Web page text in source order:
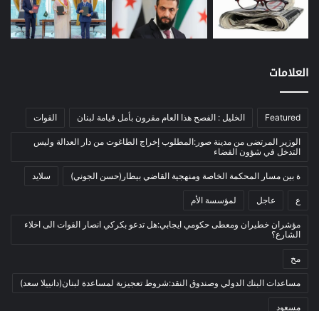
نفط
(91)
اتصالات
(26)
الرئيسية
العالم العربي
المحكمة الخاصة
بيئة
أدب وشعر
إعلام
بروفايل
العلامات
Featured الخليل : الفصح هذا العام مقرون بأمل قيامة لبنان القوات
الوزير المرتضى من مدينة صور:المطلوب إخراج الطاغوت من دار العدالة وليس
التدخل في شؤون القضاء
ة بين مسار المحكمة الخاصة ومنهجية القاضي بيطار(حسن الجوني) سلايد
ع عاجل لمؤسسة الأم
مؤشران خطيران ومعطى حكومي ايجابي:هل تدعو بكركي انصار القوات الى اخلاء
الشارع؟
مخ
مساعدات البنك الدولي وصندوق النقد:شروط تعجيزية لمساعدة لبنان(دانييلا سعد)
مسعود